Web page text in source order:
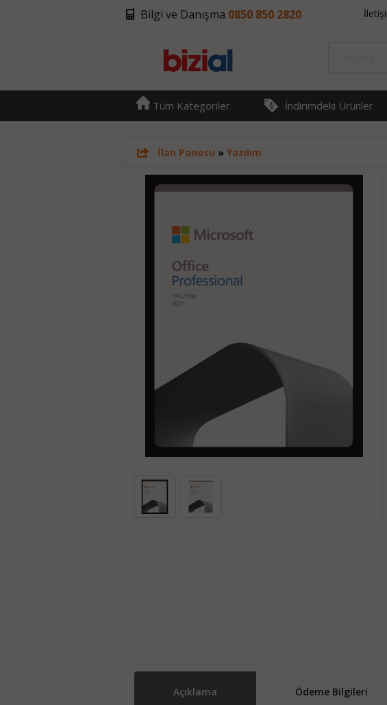
Bilgi ve Danışma 0850 850 2820
Tüm Kategoriler İndirimdeki Ürünler
İlan Panosu » Yazılım
Açıklama Ödeme Bilgileri